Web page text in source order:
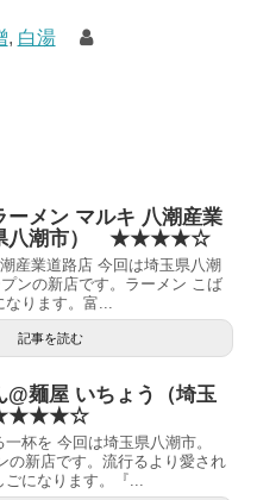
, 白湯
ーメン マルキ 八潮産業
県八潮市） ★★★★☆
産業道路店 今回は埼玉県八潮
ンの新店です。ラーメン こば
なります。富...
記事を読む
@麺屋 いちょう（埼玉
★★★★☆
杯を 今回は埼玉県八潮市。
の新店です。流行るより愛され
ごになります。『...